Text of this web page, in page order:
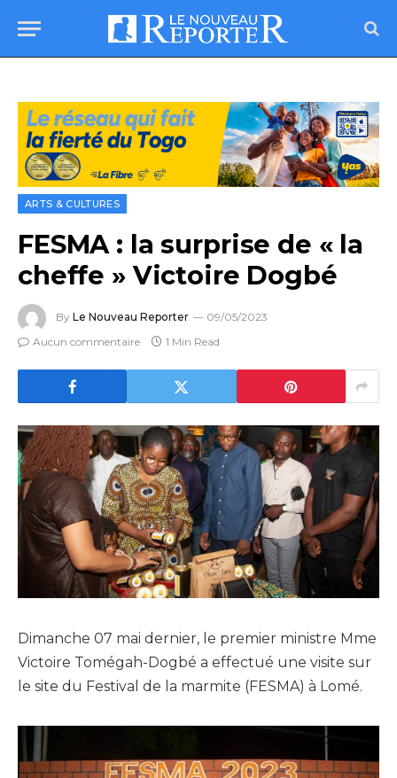
ARTS & CULTURES
FESMA : la surprise de « la
cheffe » Victoire Dogbé
By Le Nouveau Reporter
09/05/2023
Aucun commentaire
1 Min Read
Dimanche 07 mai dernier, le premier ministre Mme
Victoire Tomégah-Dogbé a effectué une visite sur
le site du Festival de la marmite (FESMA) à Lomé.